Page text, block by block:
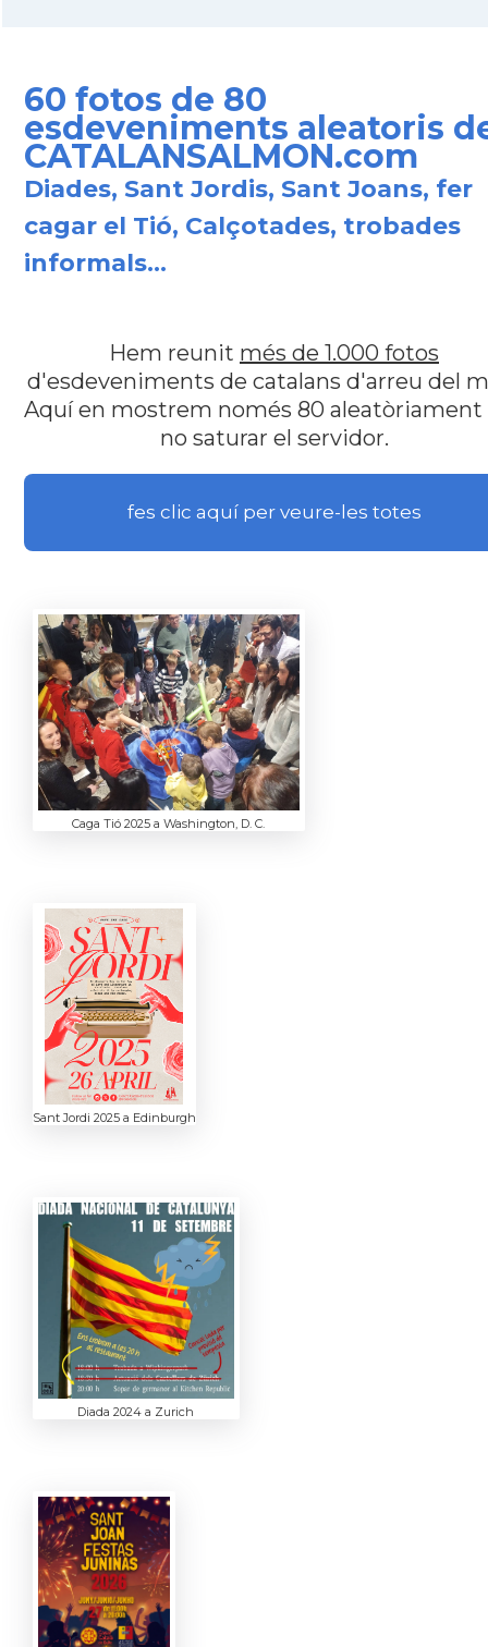
60 fotos de 80
esdeveniments aleatoris
CATALANSALMON.com
Diades, Sant Jordis, Sant Joans, fer
cagar el Tió, Calçotades, trobades
informals...
Hem reunit més de 1.000 fotos
d'esdeveniments de catalans d'arreu del
Aquí en mostrem només 80 aleatòriament
no saturar el servidor.
fes clic aquí per veure-les totes
Caga Tió 2025 a Washington, D. C.
Sant Jordi 2025 a Edinburgh
Diada 2024 a Zurich